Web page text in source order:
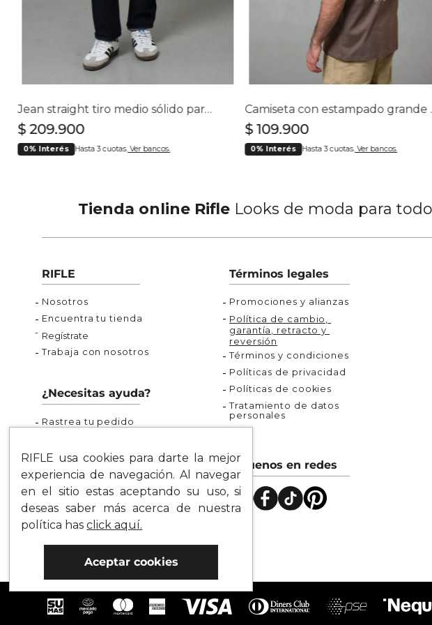
RIFLE usa cookies para darte la mejor
experiencia de navegación. Al navegar
en el sitio estas aceptando su uso, si
deseas saber más acerca de nuestra
política hasclick aquí.
Aceptar cookies
Chaquetas y Chalecos
Chaquetas y
Buzos
Chaquetas y Chalecos
chaquetas mujer
Jean straight tiro medio sólido para hombre
$ 209.900
0% Interés Hasta 3 cuotas.Ver bancos.
$ 109.900
0% Interés Hasta 3 cuotas.Ver bancos.
Tienda online RifleLooks de moda para
RIFLE
Nosotros
Encuentra tu tienda
Regístrate
Trabaja con nosotros
¿Necesitas ayuda?
Rastrea tu pedido
Preguntas Frecuentes
Guía de Tallas
Mapa del Sitio
Términos legales
Promociones y alianzas
Política de cambio,
garantía, retracto y
reversión
Términos y condiciones
Políticas de privacidad
Políticas de cookies
Tratamiento de datos
personales
Síguenos en redes